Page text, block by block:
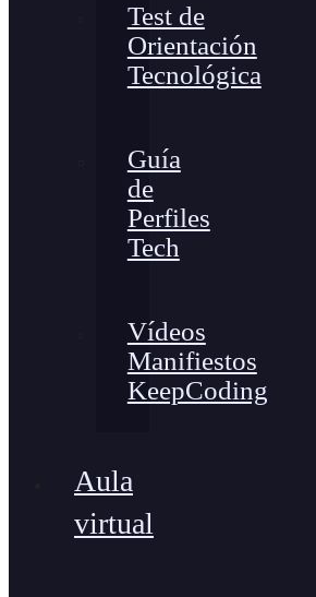
Test de
Orientación
Tecnológica
Guía
de
Perfiles
Tech
Vídeos
Manifiestos
KeepCoding
Aula
virtual